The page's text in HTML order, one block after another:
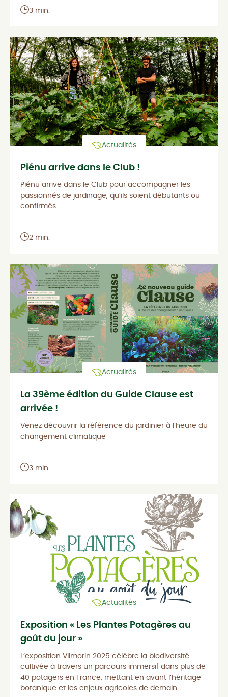
3 min.
Actualités
Piénu arrive dans le Club !
Piénu arrive dans le Club pour accompagner les
passionnés de jardinage, qu’ils soient débutants ou
confirmés.
2 min.
Actualités
La 39ème édition du Guide Clause est
arrivée !
Venez découvrir la référence du jardinier à l’heure du
changement climatique
3 min.
Actualités
Exposition « Les Plantes Potagères au
goût du jour »
L’exposition Vilmorin 2025 célèbre la biodiversité
cultivée à travers un parcours immersif dans plus de
40 potagers en France, mettant en avant l’héritage
botanique et les enjeux agricoles de demain.